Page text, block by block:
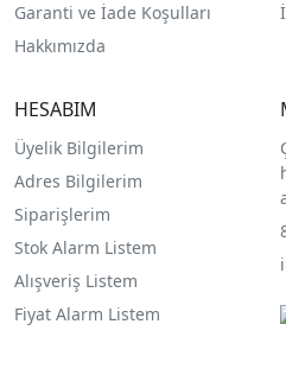
Garanti ve İade Koşulları
Hakkımızda
HESABIM
Üyelik Bilgilerim
Adres Bilgilerim
Siparişlerim
Stok Alarm Listem
Alışveriş Listem
Fiyat Alarm Listem